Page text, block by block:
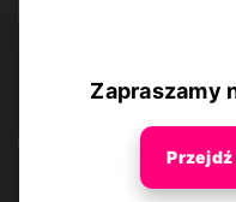
Zapraszamy
Przejdź